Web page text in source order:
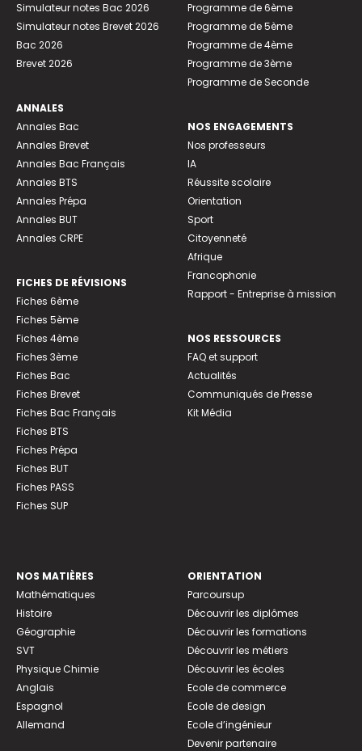
Simulateur notes Bac 2026
Simulateur notes Brevet 2026
Bac 2026
Brevet 2026
ANNALES
Annales Bac
Annales Brevet
Annales Bac Français
Annales BTS
Annales Prépa
Annales BUT
Annales CRPE
FICHES DE RÉVISIONS
Fiches 6ème
Fiches 5ème
Fiches 4ème
Fiches 3ème
Fiches Bac
Fiches Brevet
Fiches Bac Français
Fiches BTS
Fiches Prépa
Fiches BUT
Fiches PASS
Fiches SUP
Programme de 6ème
Programme de 5ème
Programme de 4ème
Programme de 3ème
Programme de Seconde
NOS ENGAGEMENTS
Nos professeurs
IA
Réussite scolaire
Orientation
Sport
Citoyenneté
Afrique
Francophonie
Rapport - Entreprise à mission
NOS RESSOURCES
FAQ et support
Actualités
Communiqués de Presse
Kit Média
NOS MATIÈRES
Mathématiques
Histoire
Géographie
SVT
Physique Chimie
Anglais
Espagnol
Allemand
ORIENTATION
Parcoursup
Découvrir les diplômes
Découvrir les formations
Découvrir les métiers
Découvrir les écoles
Ecole de commerce
Ecole de design
Ecole d’ingénieur
Devenir partenaire